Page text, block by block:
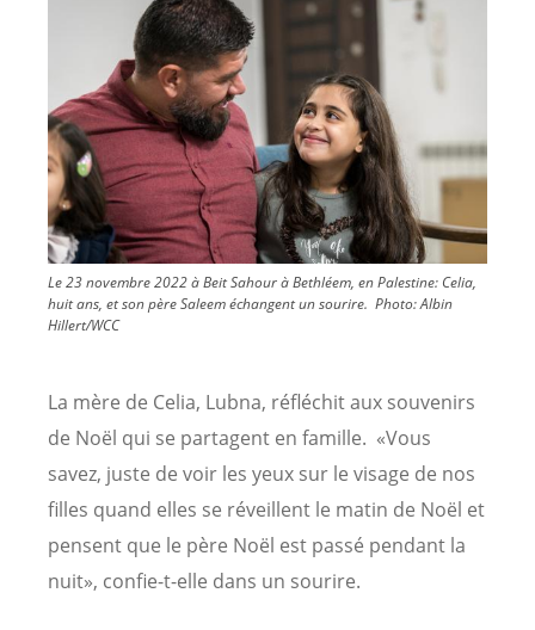
Le 23 novembre 2022 à Beit Sahour à Bethléem, en Palestine: Celia,
huit ans, et son père Saleem échangent un sourire. Photo:Albin
Hillert/WCC
La mère de Celia, Lubna, réfléchit aux souvenirs
de Noël qui se partagent en famille. «Vous
savez, juste de voir les yeux sur le visage de nos
filles quand elles se réveillent le matin de Noël et
pensent que le père Noël est passé pendant la
nuit», confie-t-elle dans un sourire.